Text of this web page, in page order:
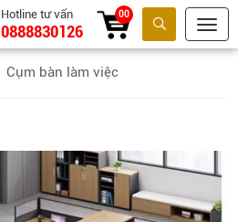
Tìm kiếm
Hotline tư vấn
0888830126
00
Cụm bàn làm việc